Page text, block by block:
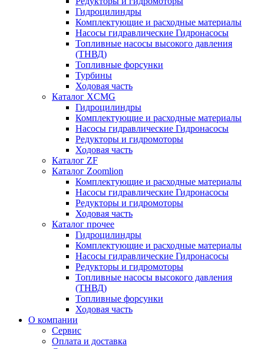
Гидроцилиндры
Комплектующие и расходные материалы
Насосы гидравлические Гидронасосы
Топливные насосы высокого давления
(ТНВД)
Топливные форсунки
Турбины
Ходовая часть
Каталог XCMG
Гидроцилиндры
Комплектующие и расходные материалы
Насосы гидравлические Гидронасосы
Редукторы и гидромоторы
Ходовая часть
Каталог ZF
Каталог Zoomlion
Комплектующие и расходные материалы
Насосы гидравлические Гидронасосы
Редукторы и гидромоторы
Ходовая часть
Каталог прочее
Гидроцилиндры
Комплектующие и расходные материалы
Насосы гидравлические Гидронасосы
Редукторы и гидромоторы
Топливные насосы высокого давления
(ТНВД)
Топливные форсунки
Ходовая часть
О компании
Сервис
Оплата и доставка